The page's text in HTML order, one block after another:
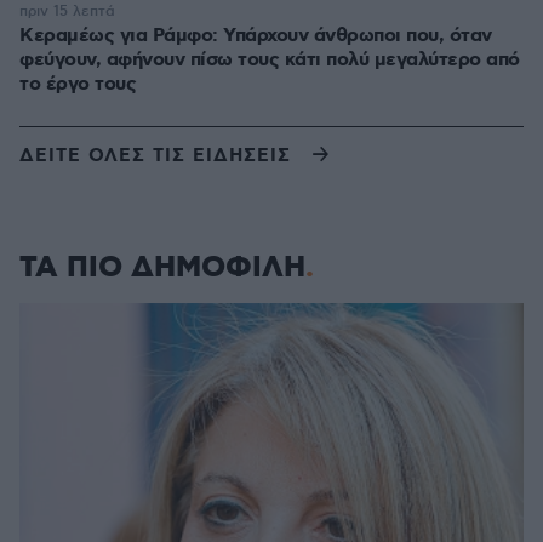
Κεραμέως για Ράμφο: Υπάρχουν άνθρωποι που, όταν
φεύγουν, αφήνουν πίσω τους κάτι πολύ μεγαλύτερο από
το έργο τους
πριν 15 λεπτά
ΔΕΙΤΕ ΟΛΕΣ ΤΙΣ ΕΙΔΗΣΕΙΣ
ΤΑ ΠΙΟ ΔΗΜΟΦΙΛΗ